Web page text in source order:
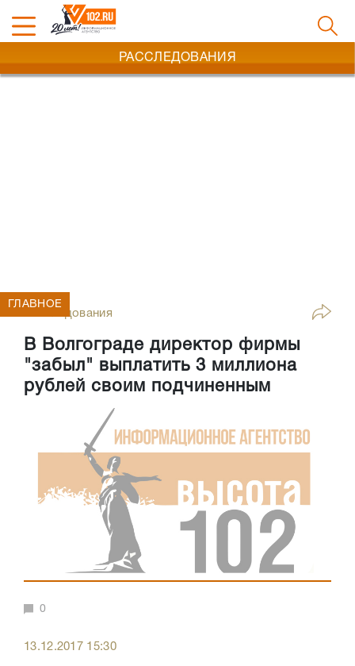
РАССЛЕДОВАНИЯ
Расследования
В Волгограде директор фирмы
"забыл" выплатить 3 миллиона
рублей своим подчиненным
ГЛАВНОЕ
0
13.12.2017 15:30